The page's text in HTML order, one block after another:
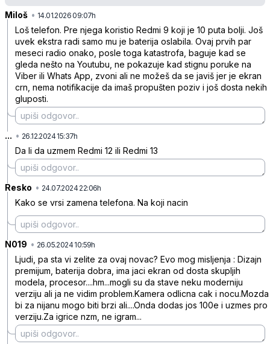
Miloš • 14.01.2026 09:07h
Loš telefon. Pre njega koristio Redmi 9 koji je 10 puta bolji. Još
uvek ekstra radi samo mu je baterija oslabila. Ovaj prvih par
meseci radio onako, posle toga katastrofa, baguje kad se
gleda nešto na Youtubu, ne pokazuje kad stignu poruke na
Viber ili Whats App, zvoni ali ne možeš da se javiš jer je ekran
crn, nema notifikacije da imaš propušten poziv i još dosta nekih
gluposti.
... • 26.12.2024 15:37h
Da li da uzmem Redmi 12 ili Redmi 13
Resko • 24.07.2024 22:06h
Kako se vrsi zamena telefona. Na koji nacin
N019 • 26.05.2024 10:59h
Ljudi, pa sta vi zelite za ovaj novac? Evo mog misljenja : Dizajn
premijum, baterija dobra, ima jaci ekran od dosta skupljih
modela, procesor....hm...mogli su da stave neku moderniju
verziju ali ja ne vidim problem.Kamera odlicna cak i nocu.Mozda
bi za nijanu mogo biti brzi ali....Onda dodas jos 100e i uzmes pro
verziju.Za igrice nzm, ne igram...